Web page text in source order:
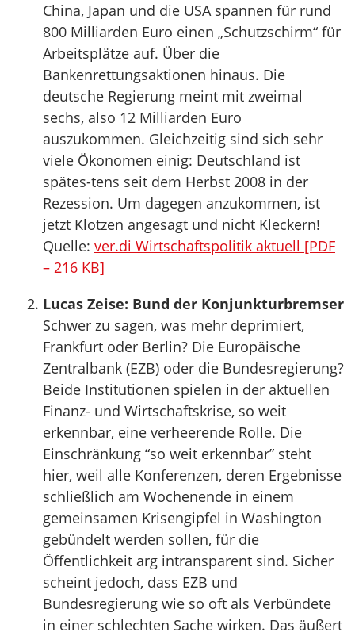
China, Japan und die USA spannen für rund
800 Milliarden Euro einen „Schutzschirm“ für
Arbeitsplätze auf. Über die
Bankenrettungsaktionen hinaus. Die
deutsche Regierung meint mit zweimal
sechs, also 12 Milliarden Euro
auszukommen. Gleichzeitig sind sich sehr
viele Ökonomen einig: Deutschland ist
spätes-tens seit dem Herbst 2008 in der
Rezession. Um dagegen anzukommen, ist
jetzt Klotzen angesagt und nicht Kleckern!
Quelle: ver.di Wirtschaftspolitik aktuell [PDF
– 216 KB]
Lucas Zeise: Bund der Konjunkturbremser
Schwer zu sagen, was mehr deprimiert,
Frankfurt oder Berlin? Die Europäische
Zentralbank (EZB) oder die Bundesregierung?
Beide Institutionen spielen in der aktuellen
Finanz- und Wirtschaftskrise, so weit
erkennbar, eine verheerende Rolle. Die
Einschränkung “so weit erkennbar” steht
hier, weil alle Konferenzen, deren Ergebnisse
schließlich am Wochenende in einem
gemeinsamen Krisengipfel in Washington
gebündelt werden sollen, für die
Öffentlichkeit arg intransparent sind. Sicher
scheint jedoch, dass EZB und
Bundesregierung wie so oft als Verbündete
in einer schlechten Sache wirken. Das äußert